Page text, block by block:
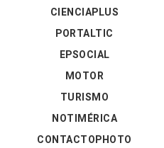
CIENCIAPLUS
PORTALTIC
EPSOCIAL
MOTOR
TURISMO
NOTIMÉRICA
CONTACTOPHOTO